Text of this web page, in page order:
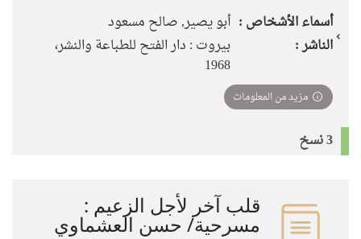
أسماء الأشخاص : أبو يصير, صالح مسعود
الناشر :
بيروت : دار الفتح للطباعة والنشر،
1968
مزيد من المعلومات
3 نسخ
قلب آخر لأجل الزعيم :
مسرحية/ حسن العشماوي